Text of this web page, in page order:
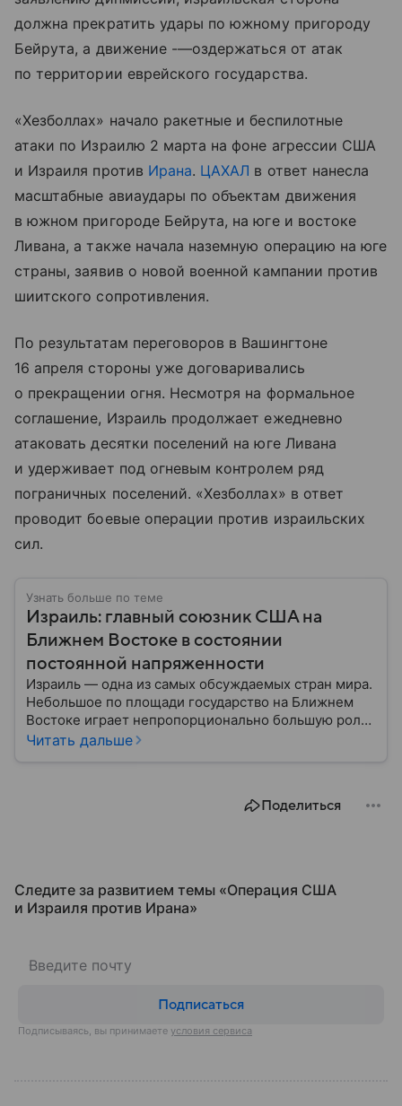
должна прекратить удары по южному пригороду
Бейрута, а движение -—оздержаться от атак
по территории еврейского государства.
«Хезболлах» начало ракетные и беспилотные
атаки по Израилю 2 марта на фоне агрессии США
и Израиля против Ирана. ЦАХАЛ в ответ нанесла
масштабные авиаудары по объектам движения
в южном пригороде Бейрута, на юге и востоке
Ливана, а также начала наземную операцию на юге
страны, заявив о новой военной кампании против
шиитского сопротивления.
По результатам переговоров в Вашингтоне
16 апреля стороны уже договаривались
о прекращении огня. Несмотря на формальное
соглашение, Израиль продолжает ежедневно
атаковать десятки поселений на юге Ливана
и удерживает под огневым контролем ряд
пограничных поселений. «Хезболлах» в ответ
проводит боевые операции против израильских
сил.
Узнать больше по теме
Израиль: главный союзник США на
Ближнем Востоке в состоянии
постоянной напряженности
Израиль — одна из самых обсуждаемых стран мира.
Небольшое по площади государство на Ближнем
Востоке играет непропорционально большую роль
в международной политике, безопасности и
Читать дальше
Поделиться
Следите за развитием темы «Операция США
и Израиля против Ирана»
Подписаться
Подписываясь, вы принимаете условия сервиса